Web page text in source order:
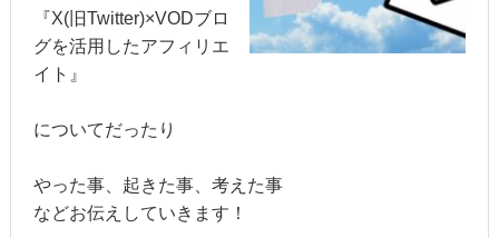
『X(旧Twitter)×VODブロ
グを活用したアフィリエ
イト』
についてだったり
やった事、起きた事、考えた事
などお伝えしていきます！